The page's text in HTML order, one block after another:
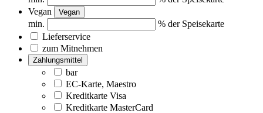
Vegan
Vegan
min.
% der Speisekarte
Lieferservice
zum Mitnehmen
Zahlungsmittel
bar
EC-Karte, Maestro
Kreditkarte Visa
Kreditkarte MasterCard